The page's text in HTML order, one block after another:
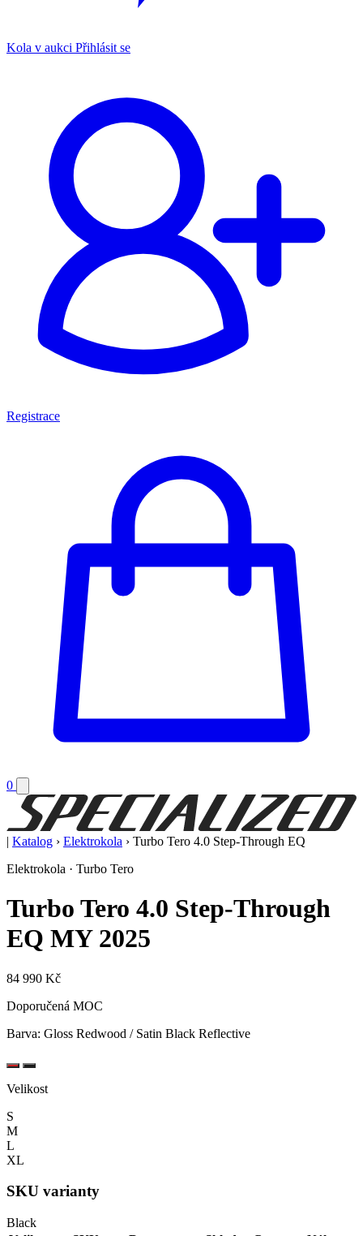
Kola v aukci Přihlásit se
Registrace
0
| Katalog › Elektrokola › Turbo Tero 4.0 Step-Through EQ
Elektrokola · Turbo Tero
Turbo Tero 4.0 Step-Through
EQ MY 2025
84 990 Kč
Doporučená MOC
Barva: Gloss Redwood / Satin Black Reflective
Velikost
S
M
L
XL
SKU varianty
Black